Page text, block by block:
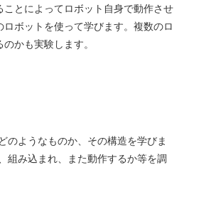
とによってロボット自身で動作させ
ボットを使って学びます。複数のロ
かも実験します。
のようなものか、その構造を学びま
組み込まれ、また動作するか等を調